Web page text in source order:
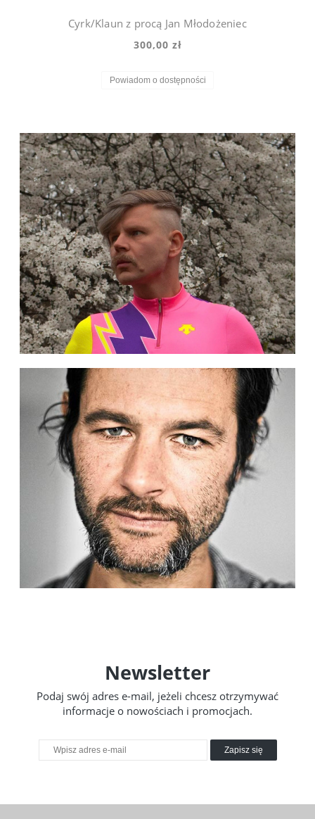
Cyrk/Klaun z procą Jan Młodożeniec
300,00 zł
Powiadom o dostępności
Newsletter
Podaj swój adres e-mail, jeżeli chcesz otrzymywać
informacje o nowościach i promocjach.
Zapisz się